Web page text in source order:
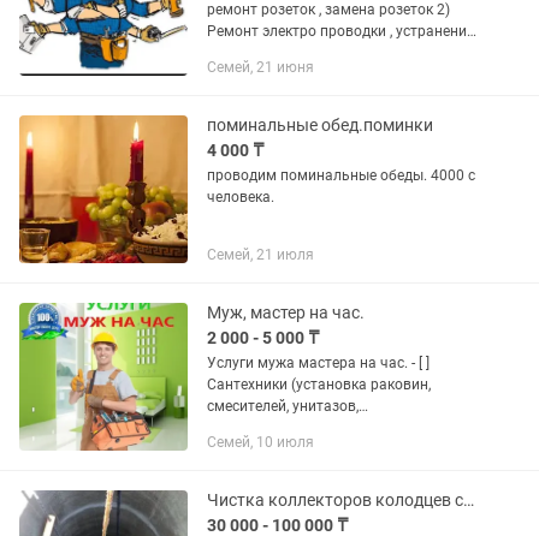
ремонт розеток , замена розеток 2)
Ремонт электро проводки , устранение
люстры, плафонов, прожекторов и
Семей, 21 июня
поминальные обед.поминки
4 000 ₸
проводим поминальные обеды. 4000 с
человека.
Семей, 21 июля
Муж, мастер на час.
2 000 - 5 000 ₸
Услуги мужа мастера на час. - [ ]
Сантехники (установка раковин,
смесителей, унитазов,
пластиковых труб, стиральные,
Электрика (замена...
Семей, 10 июля
Чистка коллекторов колодцев септиков ила
30 000 - 100 000 ₸